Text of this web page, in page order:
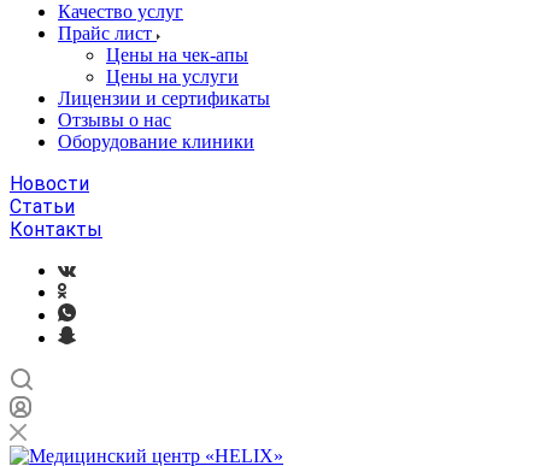
Качество услуг
Прайс лист
​​​​​Цены на чек-апы
Цены на услуги
Лицензии и сертификаты
Отзывы о нас
Оборудование клиники
Новости
Статьи
Контакты